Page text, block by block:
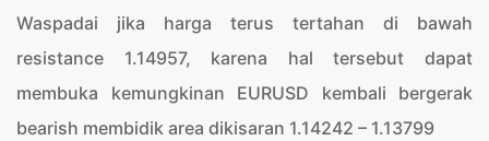
Waspadai jika harga terus tertahan di bawah
resistance 1.14957, karena hal tersebut dapat
membuka kemungkinan EURUSD kembali bergerak
bearish membidik area dikisaran 1.14242 – 1.13799